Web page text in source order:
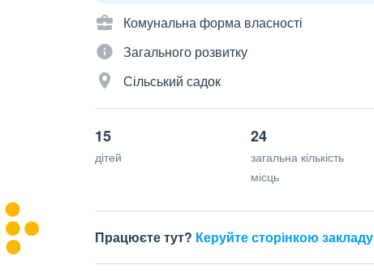
Комунальна форма власності
Загального розвитку
Сільський садок
15
дітей
24
загальна кількість
місць
Працюєте тут? Керуйте сторінкою закладу